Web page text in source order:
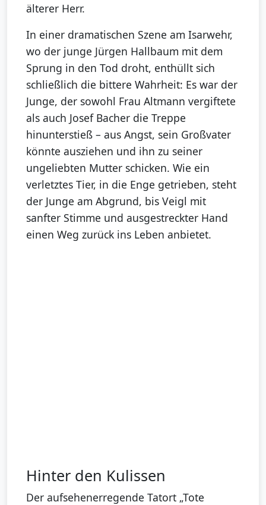
älterer Herr.
In einer dramatischen Szene am Isarwehr,
wo der junge Jürgen Hallbaum mit dem
Sprung in den Tod droht, enthüllt sich
schließlich die bittere Wahrheit: Es war der
Junge, der sowohl Frau Altmann vergiftete
als auch Josef Bacher die Treppe
hinunterstieß – aus Angst, sein Großvater
könnte ausziehen und ihn zu seiner
ungeliebten Mutter schicken. Wie ein
verletztes Tier, in die Enge getrieben, steht
der Junge am Abgrund, bis Veigl mit
sanfter Stimme und ausgestreckter Hand
einen Weg zurück ins Leben anbietet.
Hinter den Kulissen
Der aufsehenerregende Tatort „Tote